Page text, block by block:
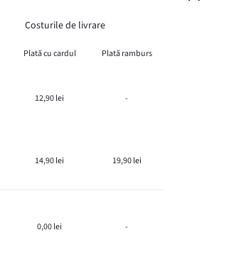
Costurile de livrare
Plată cu cardul
Plată ramburs
12,90 lei -
14,90 lei 19,90 lei
0,00 lei -